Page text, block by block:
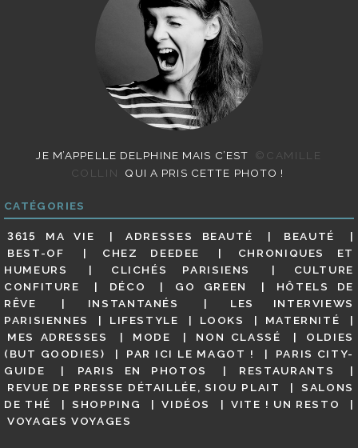
JE M’APPELLE DELPHINE MAIS C’EST
©CAMILLE
COLLIN
QUI A PRIS CETTE PHOTO !
CATÉGORIES
3615 MA VIE ADRESSES BEAUTÉ
BEAUTÉ
BEST-OF
CHEZ DEEDEE
CHRONIQUES ET
HUMEURS
CLICHÉS PARISIENS
CULTURE
CONFITURE
DÉCO GO GREEN
HÔTELS DE
RÊVE
INSTANTANÉS
LES INTERVIEWS
PARISIENNES
LIFESTYLE LOOKS
MATERNITÉ
MES ADRESSES
MODE NON CLASSÉ
OLDIES
(BUT GOODIES)
PAR ICI LE MAGOT !
PARIS CITY-
GUIDE
PARIS EN PHOTOS
RESTAURANTS
REVUE DE PRESSE DÉTAILLÉE, SIOU PLAIT
SALONS
DE THÉ
SHOPPING VIDÉOS
VITE ! UN RESTO
VOYAGES VOYAGES